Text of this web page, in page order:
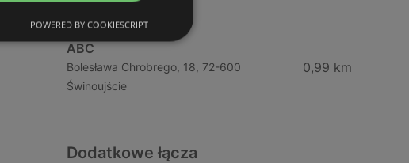
ABC
Bolesława Chrobrego, 18, 72-600
Świnoujście
0,99 km
Dodatkowe łącza
POWERED BY COOKIESCRIPT